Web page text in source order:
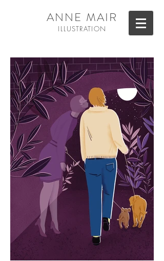
ANNE MAIR
ILLUSTRATION